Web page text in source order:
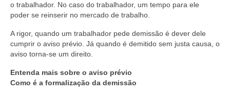
o trabalhador. No caso do trabalhador, um tempo para ele
poder se reinserir no mercado de trabalho.
A rigor, quando um trabalhador pede demissão é dever dele
cumprir o aviso prévio. Já quando é demitido sem justa causa, o
aviso torna-se um direito.
Entenda mais sobre o aviso prévio
Como é a formalização da demissão